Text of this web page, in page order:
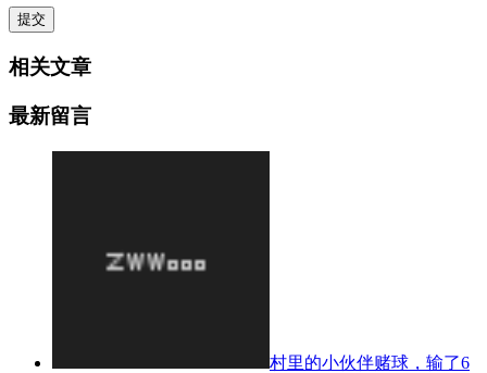
相关文章
最新留言
村里的小伙伴赌球，输了6